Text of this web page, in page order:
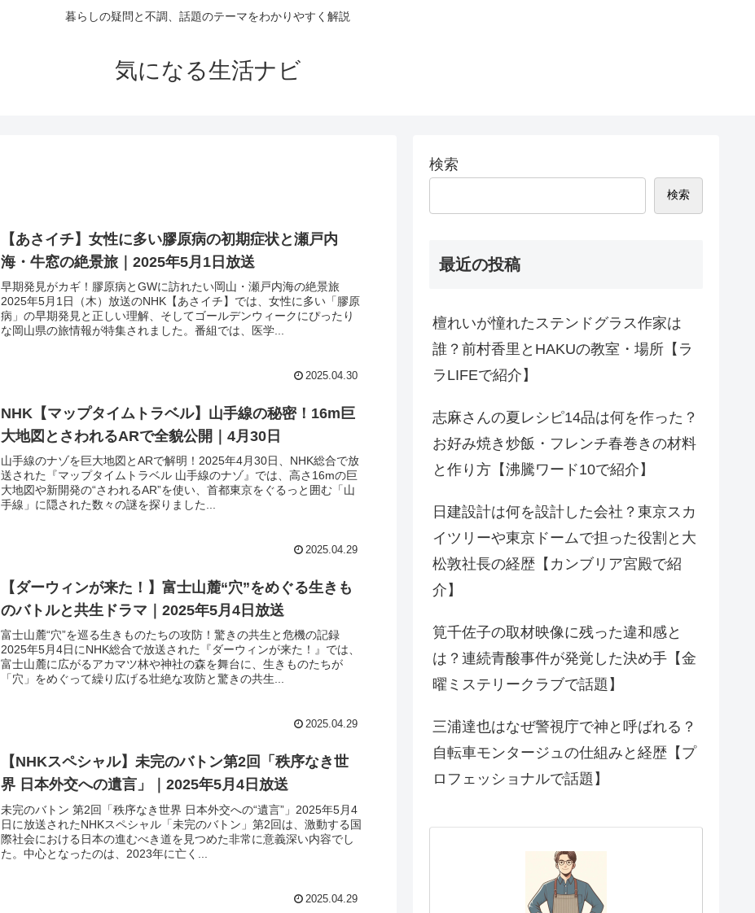
暮らしの疑問と不調、話題のテーマをわかりやすく解説
気になる生活ナビ
【あさイチ】女性に多い膠原病の初期症状と瀬戸内
海・牛窓の絶景旅｜2025年5月1日放送
早期発見がカギ！膠原病とGWに訪れたい岡山・瀬戸内海の絶景旅
2025年5月1日（木）放送のNHK【あさイチ】では、女性に多い「膠原
病」の早期発見と正しい理解、そしてゴールデンウィークにぴったり
な岡山県の旅情報が特集されました。番組では、医学...
2025.04.30
NHK【マップタイムトラベル】山手線の秘密！16m巨
大地図とさわれるARで全貌公開｜4月30日
山手線のナゾを巨大地図とARで解明！2025年4月30日、NHK総合で放
送された『マップタイムトラベル 山手線のナゾ』では、高さ16mの巨
大地図や新開発の“さわれるAR”を使い、首都東京をぐるっと囲む「山
手線」に隠された数々の謎を探りました...
2025.04.29
【ダーウィンが来た！】富士山麓“穴”をめぐる生きも
のバトルと共生ドラマ｜2025年5月4日放送
富士山麓“穴”を巡る生きものたちの攻防！驚きの共生と危機の記録
2025年5月4日にNHK総合で放送された『ダーウィンが来た！』では、
富士山麓に広がるアカマツ林や神社の森を舞台に、生きものたちが
「穴」をめぐって繰り広げる壮絶な攻防と驚きの共生...
2025.04.29
【NHKスペシャル】未完のバトン第2回「秩序なき世
界 日本外交への遺言」｜2025年5月4日放送
未完のバトン 第2回「秩序なき世界 日本外交への“遺言”」2025年5月4
日に放送されたNHKスペシャル「未完のバトン」第2回は、激動する国
際社会における日本の進むべき道を見つめた非常に意義深い内容でし
た。中心となったのは、2023年に亡く...
2025.04.29
検索
検索
最近の投稿
檀れいが憧れたステンドグラス作家は
誰？前村香里とHAKUの教室・場所【ラ
ラLIFEで紹介】
志麻さんの夏レシピ14品は何を作った？
お好み焼き炒飯・フレンチ春巻きの材料
と作り方【沸騰ワード10で紹介】
日建設計は何を設計した会社？東京スカ
イツリーや東京ドームで担った役割と大
松敦社長の経歴【カンブリア宮殿で紹
介】
筧千佐子の取材映像に残った違和感と
は？連続青酸事件が発覚した決め手【金
曜ミステリークラブで話題】
三浦達也はなぜ警視庁で神と呼ばれる？
自転車モンタージュの仕組みと経歴【プ
ロフェッショナルで話題】